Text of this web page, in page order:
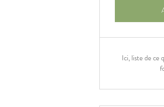
Ici, liste de ce